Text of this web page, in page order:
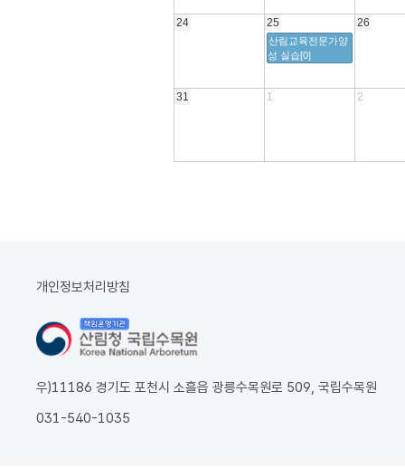
24 25 26
31 1 2
산림교육전문가양
성 실습[0]
개인정보처리방침
우)11186 경기도 포천시 소흘읍 광릉수목원로 509, 국립수목원
031-540-1035